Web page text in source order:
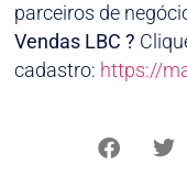
parceiros de
Vendas LBC ?
cadastro: https://